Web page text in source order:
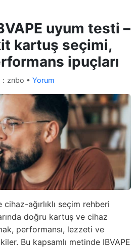
uyum testi –
kartuş seçimi,
ipuçları
znbo • Yorum
ağırlıklı seçim rehberi
doğru kartuş ve cihaz
performansı, lezzeti ve
Bu kapsamlı metinde IBVAPE